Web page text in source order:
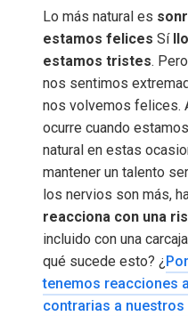
Lo más natural es
estamos felices Sí
estamos tristes.
nos sentimos
nos volvemos felices.
ocurre cuando
natural en estas
mantener un talento
los nervios son más,
reacciona con una
incluido con una
qué sucede esto? ¿
tenemos reacciones
contrarias a